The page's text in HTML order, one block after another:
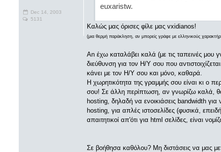
Dec 14, 2003
5131
euxaristw.
Καλώς μας όρισες φίλε μας vxidianos!
(μια θερμή παράκληση, αν μπορείς γράφε με ελληνικούς
An έχω καταλάβει καλά (με τις ταπεινές μου
διεύθυνση για τον Η/Υ σου που
κάνει με τον Η/Υ σου και μόνο, καθαρά.
Η χωρητικότητα της γραμμής σου είναι κι ο
σου! Σε άλλη περίπτωση, αν γνωρίζω καλά, θα
hosting, δηλαδή να ενοικιάσεις bandwidth
hosting, για απλές ιστοσελίδες (φυσικά,
απαιτητικοί απ'ότι για html σελίδες, είναι
Σε βοήθησα καθόλου? Μη διστάσεις να μας